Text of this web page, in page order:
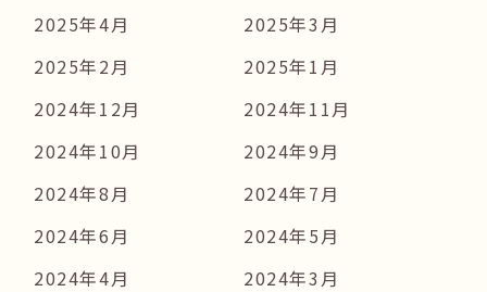
2025年4月
2025年3月
2025年2月
2025年1月
2024年12月
2024年11月
2024年10月
2024年9月
2024年8月
2024年7月
2024年6月
2024年5月
2024年4月
2024年3月